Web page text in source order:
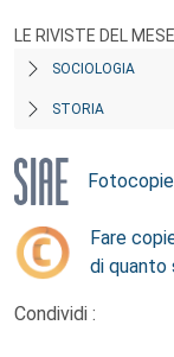
LE RIVISTE DEL MESE
SOCIOLOGIA
STORIA
Fare
di quanto
Condividi :